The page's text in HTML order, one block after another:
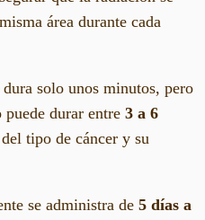
área durante cada
dura solo unos minutos, pero
durar entre 3 a 6
tipo de cáncer y su
se administra de 5 días a